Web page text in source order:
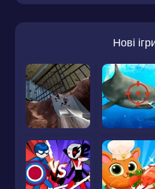
Нові